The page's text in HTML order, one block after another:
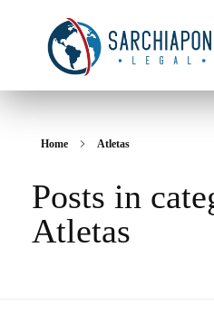
ABOUT
Home Atletas
Posts in
Atletas